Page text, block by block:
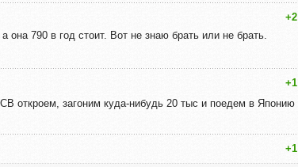
+2
она 790 в год стоит. Вот не знаю брать или не брать.
+1
откроем, загоним куда-нибудь 20 тыс и поедем в Японию
+1